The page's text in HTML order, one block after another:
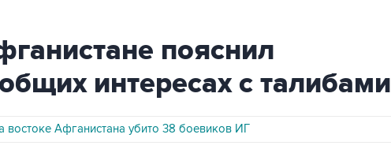
пояснил
интересах с талибами
востоке Афганистана убито 38 боевиков ИГ